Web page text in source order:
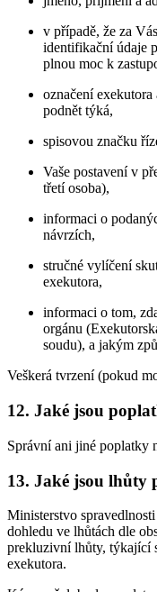
v případě, že za
identifikační údaje
plnou moc k
označení
podnět týká,
spisovou značku
Vaše postavení v
třetí osoba),
informaci o
návrzích,
stručné vylíčení
exekutora,
informaci o tom,
orgánu
soudu), a jakým
Veškerá tvrzení (pokud
12. Jaké jsou
Správní ani jiné poplatky
13. Jaké jsou lhůty
Ministerstvo
dohledu ve lhůtách dle
prekluzivní lhůty, týkající
exekutora.